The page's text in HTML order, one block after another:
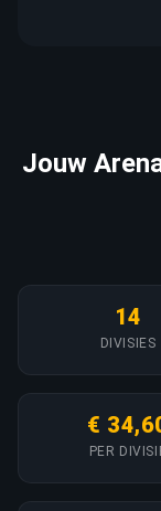
Jouw
14
DIVISIES
€
PER